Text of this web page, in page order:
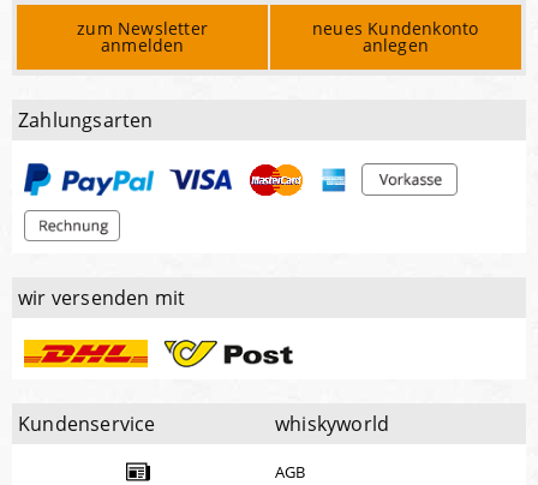
zum Newsletter
anmelden
neues Kundenkonto
anlegen
Zahlungsarten
wir versenden mit
Kundenservice whiskyworld
AGB